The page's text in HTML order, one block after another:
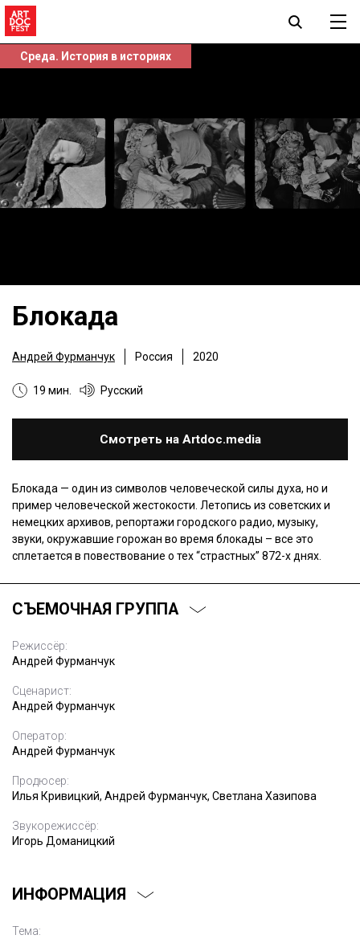
Среда. История в историях
Блокада
Андрей Фурманчук Россия 2020
19 мин. Русский
Смотреть на Artdoc.media
Блокада — один из символов человеческой силы духа, но и
пример человеческой жестокости. Летопись из советских и
немецких архивов, репортажи городского радио, музыку,
звуки, окружавшие горожан во время блокады – все это
сплетается в повествование о тех “страстных” 872-х днях.
СЪЕМОЧНАЯ ГРУППА
Режиссёр:
Андрей Фурманчук
Сценарист:
Андрей Фурманчук
Оператор:
Андрей Фурманчук
Продюсер:
Илья Кривицкий, Андрей Фурманчук, Светлана Хазипова
Звукорежиссёр:
Игорь Доманицкий
ИНФОРМАЦИЯ
Тема: